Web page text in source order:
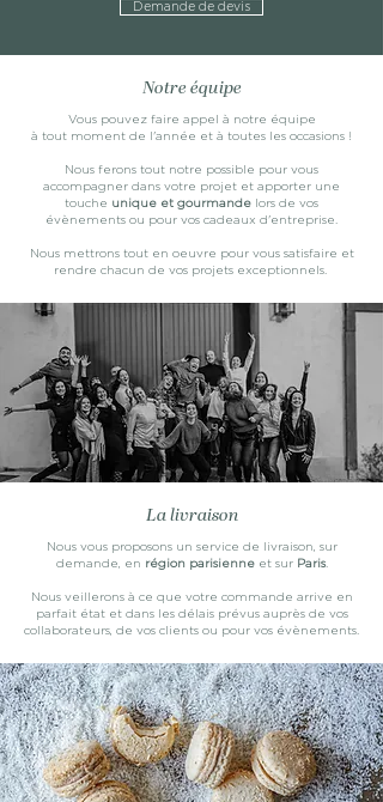
Demande de devis
Notre équipe
Vous pouvez faire appel à notre équipe
à tout moment de l'année et à toutes les occasions !
Nous ferons tout notre possible pour vous
accompagner dans votre projet et apporter une
touche unique et gourmande lors de vos
évènements ou pour vos cadeaux d'entreprise.
Nous mettrons tout en oeuvre pour vous satisfaire et
rendre chacun de vos projets exceptionnels.
La livraison
Nous vous proposons un service de livraison, sur
demande, en région parisienneet sur Paris.
Nous veillerons à ce que votre commande arrive en
parfait état et dans les délais prévus auprès de vos
collaborateurs, de vos clients ou pour vos évènements.